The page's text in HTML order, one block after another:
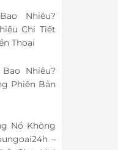
Nhiêu?
Chi Tiết
Thoại
Nhiêu?
Phiên Bản
Nổ Không
–